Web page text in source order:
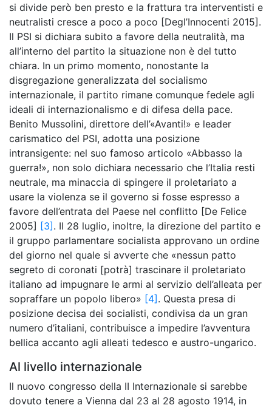
si divide però ben presto e la frattura tra interventisti e
neutralisti cresce a poco a poco [Degl’Innocenti 2015].
Il PSI si dichiara subito a favore della neutralità, ma
all’interno del partito la situazione non è del tutto
chiara. In un primo momento, nonostante la
disgregazione generalizzata del socialismo
internazionale, il partito rimane comunque fedele agli
ideali di internazionalismo e di difesa della pace.
Benito Mussolini, direttore dell’«Avanti!» e leader
carismatico del PSI, adotta una posizione
intransigente: nel suo famoso articolo «Abbasso la
guerra!», non solo dichiara necessario che l’Italia resti
neutrale, ma minaccia di spingere il proletariato a
usare la violenza se il governo si fosse espresso a
favore dell’entrata del Paese nel conflitto [De Felice
2005] [3]. Il 28 luglio, inoltre, la direzione del partito e
il gruppo parlamentare socialista approvano un ordine
del giorno nel quale si avverte che «nessun patto
segreto di coronati [potrà] trascinare il proletariato
italiano ad impugnare le armi al servizio dell’alleata per
sopraffare un popolo libero» [4]. Questa presa di
posizione decisa dei socialisti, condivisa da un gran
numero d’italiani, contribuisce a impedire l’avventura
bellica accanto agli alleati tedesco e austro-ungarico.
Al livello internazionale
Il nuovo congresso della II Internazionale si sarebbe
dovuto tenere a Vienna dal 23 al 28 agosto 1914, in